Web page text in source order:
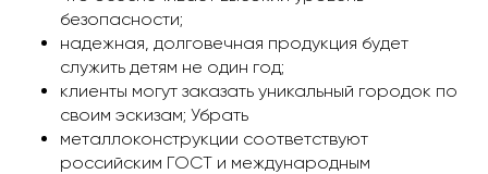
безопасности;
надежная, долговечная продукция будет
служить детям не один год;
клиенты могут заказать уникальный городок по
своим эскизам; Убрать
металлоконструкции соответствуют
российским ГОСТ и международным